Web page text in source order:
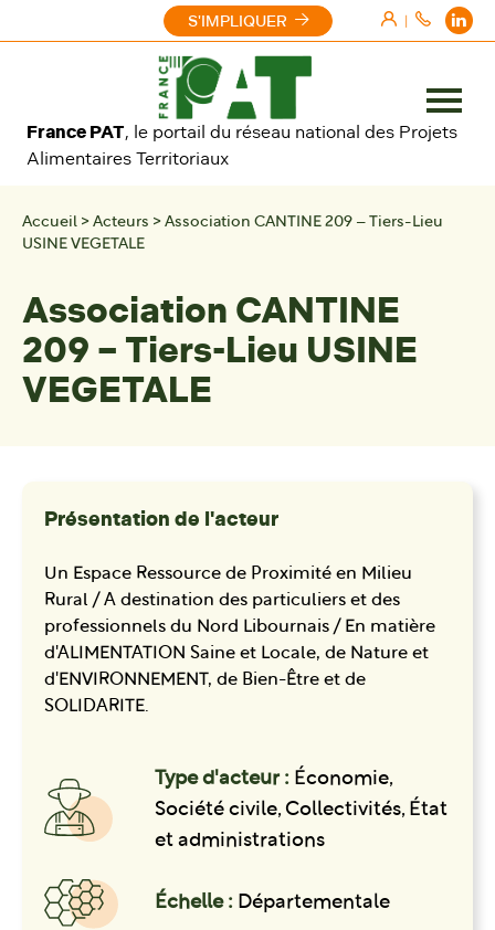
|
France PAT, le portail du réseau national des Projets
Alimentaires Territoriaux
S'IMPLIQUER
Ouvrir
le
Accueil > Acteurs > Association CANTINE 209 – Tiers-Lieu
USINE VEGETALE
Association CANTINE
209 – Tiers-Lieu USINE
VEGETALE
Présentation de l'acteur
Un Espace Ressource de Proximité en Milieu
Rural / A destination des particuliers et des
professionnels du Nord Libournais / En matière
d'ALIMENTATION Saine et Locale, de Nature et
d'ENVIRONNEMENT, de Bien-Être et de
SOLIDARITE.
Type d'acteur : Économie,
Société civile, Collectivités, État
et administrations
Échelle : Départementale